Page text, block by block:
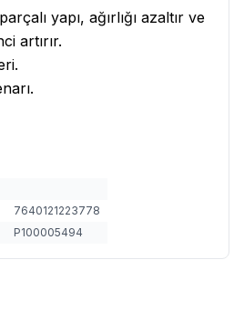
yapı, ağırlığı azaltır ve
artırır.
7640121223778
P100005494